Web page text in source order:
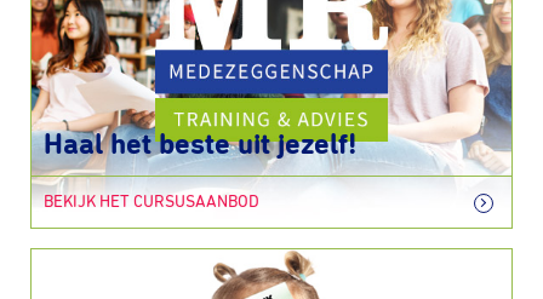
Haal het beste uit jezelf!
BEKIJK HET CURSUSAANBOD